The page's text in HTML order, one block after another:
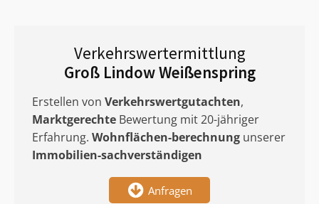
Verkehrswertermittlung
Groß Lindow Weißenspring
Erstellen von Verkehrswertgutachten,
Marktgerechte Bewertung mit 20-jähriger
Erfahrung. Wohnflächen-berechnung unserer
Immobilien-sachverständigen
Anfragen